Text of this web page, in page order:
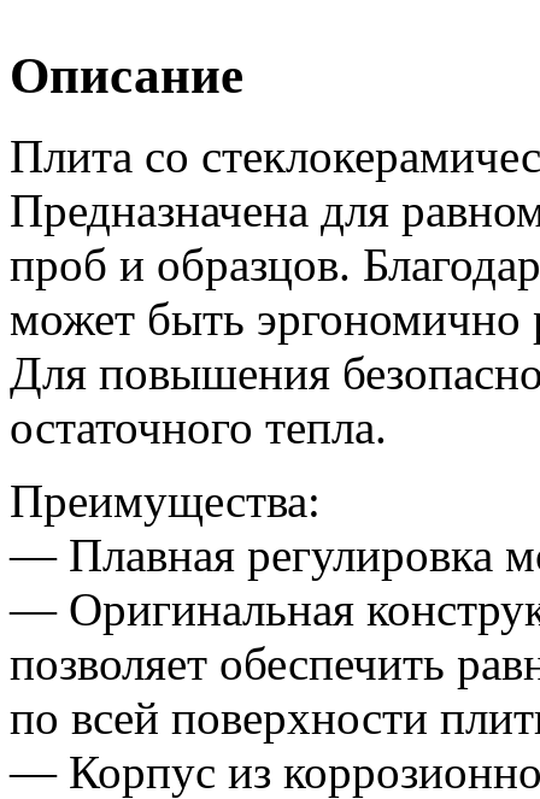
Описание
Плита со
Предназначена для
проб и образцов.
может быть
Для повышения
остаточного тепла.
Преимущества:
— Плавная регулировка
— Оригинальная
позволяет обеспечить
по всей поверхности
— Корпус из